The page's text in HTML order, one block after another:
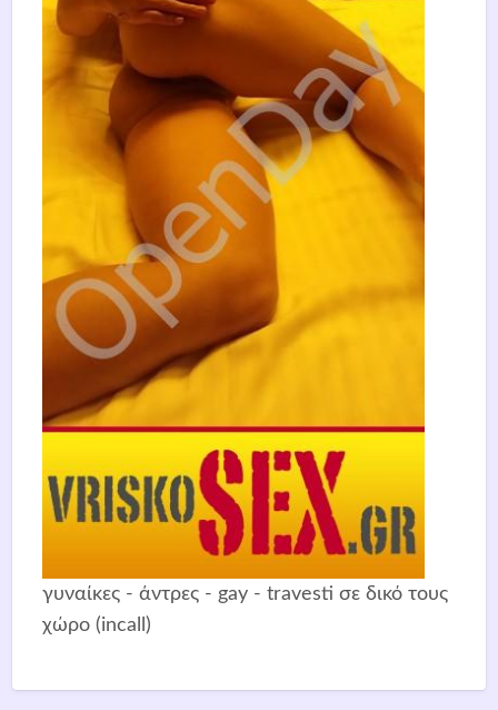
γυναίκες - άντρες - gay - travesti σε δικό τους
χώρο (incall)